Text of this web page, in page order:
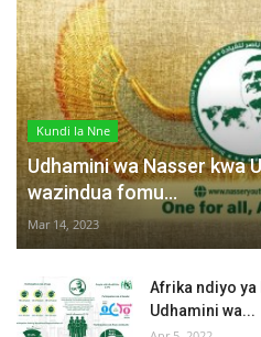
Kundi la Nne
Udhamini wa Nasser kwa
wazindua fomu...
Mar 14, 2023
Afrika ndiyo
Udhamini wa...